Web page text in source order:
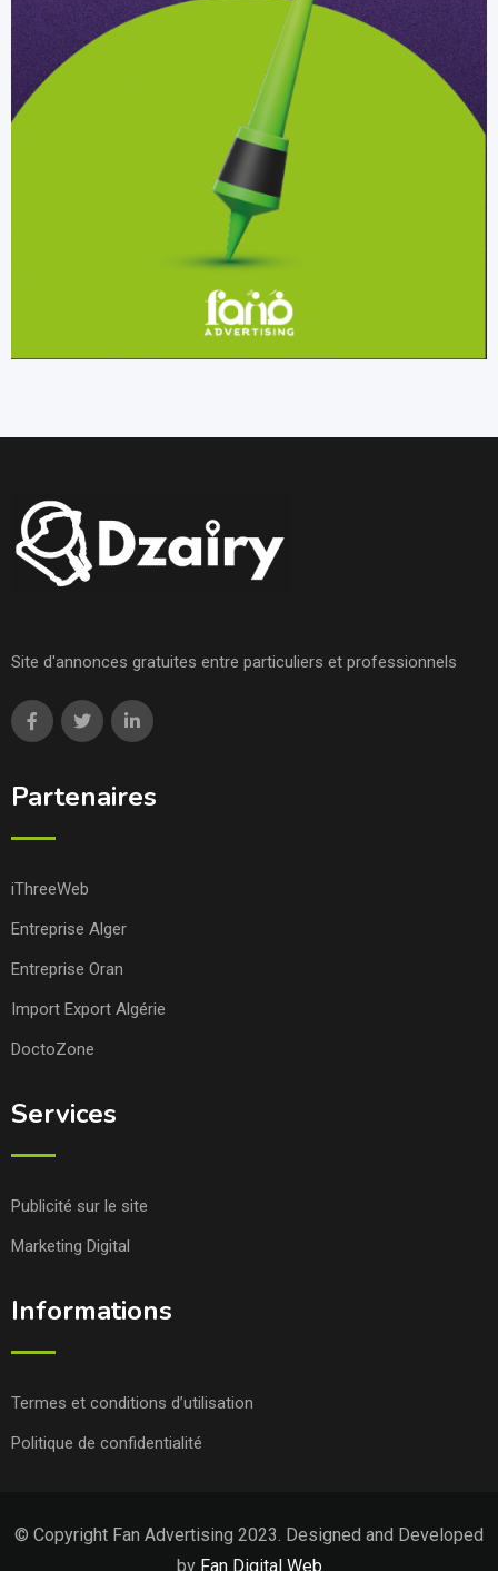
Site d'annonces gratuites entre particuliers et professionnels
Partenaires
iThreeWeb
Entreprise Alger
Entreprise Oran
Import Export Algérie
DoctoZone
Services
Publicité sur le site
Marketing Digital
Informations
Termes et conditions d’utilisation
Politique de confidentialité
© Copyright Fan Advertising 2023. Designed and Developed
by Fan Digital Web